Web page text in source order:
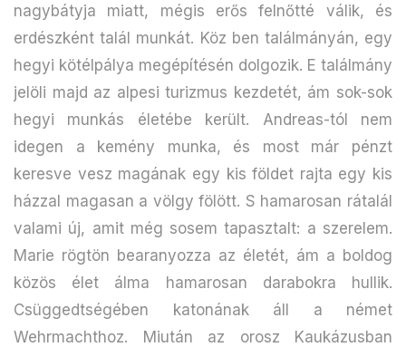
nagybátyja miatt, mégis erős felnőtté válik, és
erdészként talál munkát. Köz ben találmányán, egy
hegyi kötélpálya megépítésén dolgozik. E találmány
jelöli majd az alpesi turizmus kezdetét, ám sok-sok
hegyi munkás életébe került. Andreas-tól nem
idegen a kemény munka, és most már pénzt
keresve vesz magának egy kis földet rajta egy kis
házzal magasan a völgy fölött. S hamarosan rátalál
valami új, amit még sosem tapasztalt: a szerelem.
Marie rögtön bearanyozza az életét, ám a boldog
közös élet álma hamarosan darabokra hullik.
Csüggedtségében katonának áll a német
Wehrmachthoz. Miután az orosz Kaukázusban